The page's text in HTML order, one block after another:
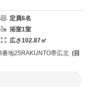
定員6名
浴室1室
広さ102.87㎡
番地25 RAKUNTO帯広北
目